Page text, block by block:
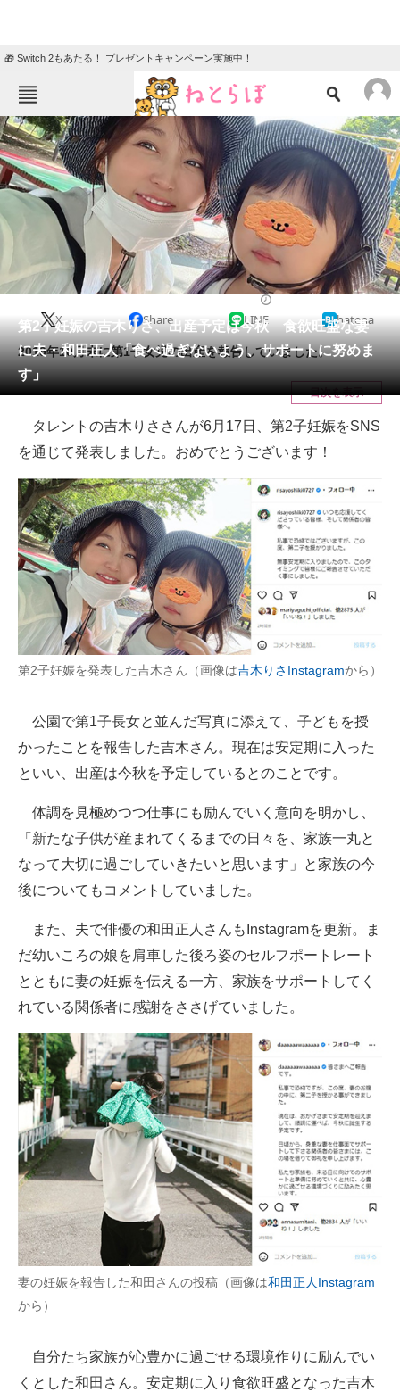
🎁 Switch 2もあたる！ プレゼントキャンペーン実施中！
ねとらぼメニュー
TOP ニュース
エンタメ クイズ
地域
教育・育児
リサーチ
会員記事
メディア
注目記事を集めた総合ページ
ITの今と未来を見通す
スマホと通信の最新トレンド
進化するPCとデバイスの未来
好きが集まる 比べて選べる
ビジネスと働き方のヒント
AI活用のいまが分かる
企業ITのトレンドを詳説
マーケ×ITの今がよく分かる
ITエンジニア向け専門サイト
企業向けIT製品の総合サイト
IT製品の技術・比較・事例
製造業のIT導入・活用を支援
モノづくり技術者専門サイト
エレクトロニクス専門サイト
電子設計の基本と応用
エネルギーの専門メディア
建設×テクノロジーの最前線
ちょっと気になるネットの話題
第2子妊娠の吉木りさ、出産予定は今秋 食欲旺盛な妻
に夫・和田正人「食べ過ぎないよう、サポートに努めま
す」
X Share LINE hatena
2019年10月末に第1子女児の出産を報告していました。
目次を表示
タレントの吉木りささんが6月17日、第2子妊娠をSNS
を通じて発表しました。おめでとうございます！
第2子妊娠を発表した吉木さん（画像は吉木りさInstagramから）
公園で第1子長女と並んだ写真に添えて、子どもを授
かったことを報告した吉木さん。現在は安定期に入った
といい、出産は今秋を予定しているとのことです。
体調を見極めつつ仕事にも励んでいく意向を明かし、
「新たな子供が産まれてくるまでの日々を、家族一丸と
なって大切に過ごしていきたいと思います」と家族の今
後についてもコメントしていました。
また、夫で俳優の和田正人さんもInstagramを更新。ま
だ幼いころの娘を肩車した後ろ姿のセルフポートレート
とともに妻の妊娠を伝える一方、家族をサポートしてく
れている関係者に感謝をささげていました。
妻の妊娠を報告した和田さんの投稿（画像は和田正人Instagram
から）
自分たち家族が心豊かに過ごせる環境作りに励んでい
くとした和田さん。安定期に入り食欲旺盛となった吉木